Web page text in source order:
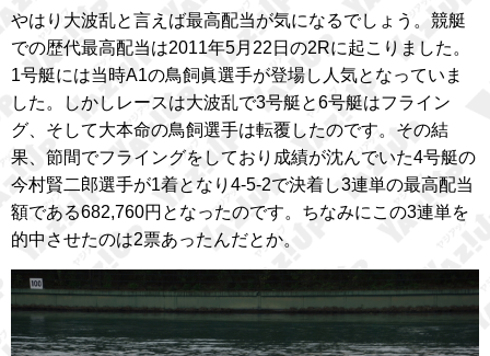
やはり大波乱と言えば最高配当が気になるでしょう。競艇
での歴代最高配当は2011年5月22日の2Rに起こりました。
1号艇には当時A1の鳥飼眞選手が登場し人気となっていま
した。しかしレースは大波乱で3号艇と6号艇はフライン
グ、そして大本命の鳥飼選手は転覆したのです。その結
果、節間でフライングをしており成績が沈んでいた4号艇の
今村賢二郎選手が1着となり4-5-2で決着し3連単の最高配当
額である682,760円となったのです。ちなみにこの3連単を
的中させたのは2票あったんだとか。